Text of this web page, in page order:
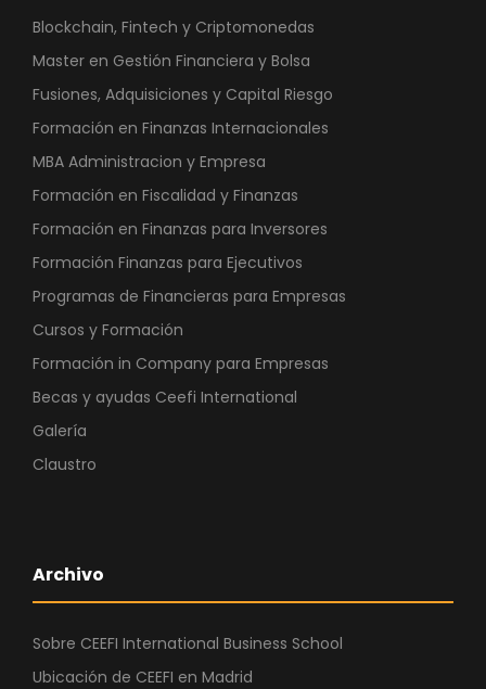
Blockchain, Fintech y Criptomonedas
Master en Gestión Financiera y Bolsa
Fusiones, Adquisiciones y Capital Riesgo
Formación en Finanzas Internacionales
MBA Administracion y Empresa
Formación en Fiscalidad y Finanzas
Formación en Finanzas para Inversores
Formación Finanzas para Ejecutivos
Programas de Financieras para Empresas
Cursos y Formación
Formación in Company para Empresas
Becas y ayudas Ceefi International
Galería
Claustro
Archivo
Sobre CEEFI International Business School
Ubicación de CEEFI en Madrid